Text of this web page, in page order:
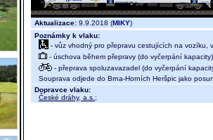
Aktualizace: 9.9.2018 (MIKY)
Poznámky k vlaku:
- vůz vhodný pro přepravu cestujících na vozíku,
- úschova během přepravy (do vyčerpání kapacity)
- přeprava spoluzavazadel (do vyčerpání
Souprava odjede do Brna-Horních Heršpic jako
Dopravce vlaku:
České dráhy, a.s. ;